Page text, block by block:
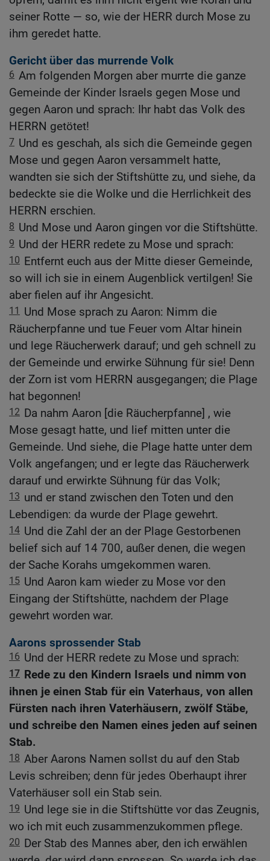
seiner Rotte — so, wie der HERR durch Mose zu
ihm geredet hatte.
Gericht über das murrende Volk
6 Am folgenden Morgen aber murrte die ganze
Gemeinde der Kinder Israels gegen Mose und
gegen Aaron und sprach: Ihr habt das Volk des
HERRN getötet!
7 Und es geschah, als sich die Gemeinde gegen
Mose und gegen Aaron versammelt hatte,
wandten sie sich der Stiftshütte zu, und siehe, da
bedeckte sie die Wolke und die Herrlichkeit des
HERRN erschien.
8 Und Mose und Aaron gingen vor die Stiftshütte.
9 Und der HERR redete zu Mose und sprach:
10 Entfernt euch aus der Mitte dieser Gemeinde,
so will ich sie in einem Augenblick vertilgen! Sie
aber fielen auf ihr Angesicht.
11
Und Mose sprach zu Aaron: Nimm die
Räucherpfanne und tue Feuer vom Altar hinein
und lege Räucherwerk darauf; und geh schnell zu
der Gemeinde und erwirke Sühnung für sie! Denn
der Zorn ist vom HERRN ausgegangen; die Plage
hat begonnen!
12 Da nahm Aaron [die Räucherpfanne] , wie
Mose gesagt hatte, und lief mitten unter die
Gemeinde. Und siehe, die Plage hatte unter dem
Volk angefangen; und er legte das Räucherwerk
darauf und erwirkte Sühnung für das Volk;
13 und er stand zwischen den Toten und den
Lebendigen: da wurde der Plage gewehrt.
14 Und die Zahl der an der Plage Gestorbenen
belief sich auf 14 700, außer denen, die wegen
der Sache Korahs umgekommen waren.
15 Und Aaron kam wieder zu Mose vor den
Eingang der Stiftshütte, nachdem der Plage
gewehrt worden war.
Aarons sprossender Stab
16 Und der HERR redete zu Mose und sprach:
17 Rede zu den Kindern Israels und nimm von
ihnen je einen Stab für ein Vaterhaus, von allen
Fürsten nach ihren Vaterhäusern, zwölf Stäbe,
und schreibe den Namen eines jeden auf seinen
Stab.
18 Aber Aarons Namen sollst du auf den Stab
Levis schreiben; denn für jedes Oberhaupt ihrer
Vaterhäuser soll ein Stab sein.
19 Und lege sie in die Stiftshütte vor das Zeugnis,
wo ich mit euch zusammenzukommen pflege.
20 Der Stab des Mannes aber, den ich erwählen